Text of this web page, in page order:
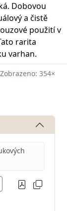
Dobovou
a čistě
použití v
rarita
varhan.
Zobrazeno: 354×